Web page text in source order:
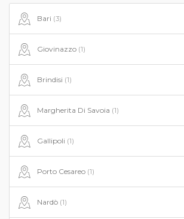
Bari (3)
Giovinazzo (1)
Brindisi (1)
Margherita Di Savoia (1)
Gallipoli (1)
Porto Cesareo (1)
Nardò (1)